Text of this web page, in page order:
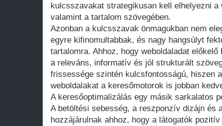
kulcsszavakat strategikusan kell elhelyezni
valamint a tartalom szövegében.
Azonban a kulcsszavak önmagukban nem
egyre kifinomultabbak, és nagy hangsúlyt
tartalomra. Ahhoz, hogy weboldaladat
a releváns, informatív és jól strukturált
frissessége szintén kulcsfontosságú, hiszen
weboldalakat a keresőmotorok is jobban
A keresőoptimalizálás egy másik sarkalatos
A betöltési sebesség, a reszponzív dizájn és
hozzájárulnak ahhoz, hogy a látogatók